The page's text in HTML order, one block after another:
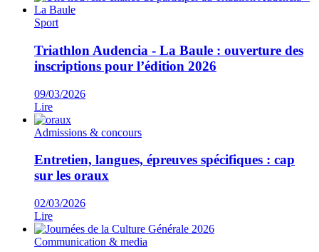
Sport
Triathlon Audencia - La Baule : ouverture des
inscriptions pour l’édition 2026
09/03/2026
Lire
Admissions & concours
Entretien, langues, épreuves spécifiques : cap
sur les oraux
02/03/2026
Lire
Communication & media